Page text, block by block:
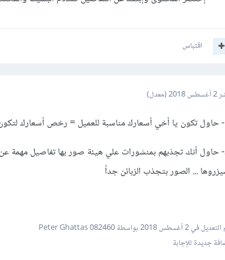
اقتباس
2 أغسطس 2018 (معدل)
2- حاول أنك تجذبهم بمنشورات علي هيئة صور بها تفاصيل مهمة
... الصور بتجذب الزبائن جداً
التعديل في2 أغسطس 2018
بواسطة Peter Ghattas 082460
جديدة للإجابة